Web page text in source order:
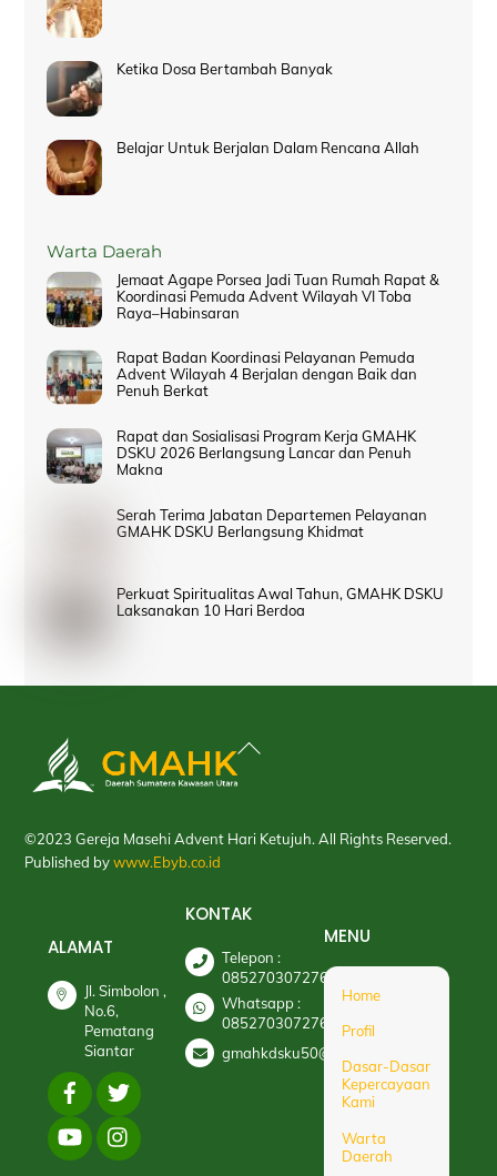
Ketika Dosa Bertambah Banyak
Belajar Untuk Berjalan Dalam Rencana Allah
Warta Daerah
Jemaat Agape Porsea Jadi Tuan Rumah Rapat &
Koordinasi Pemuda Advent Wilayah VI Toba
Raya–Habinsaran
Rapat Badan Koordinasi Pelayanan Pemuda
Advent Wilayah 4 Berjalan dengan Baik dan
Penuh Berkat
Rapat dan Sosialisasi Program Kerja GMAHK
DSKU 2026 Berlangsung Lancar dan Penuh
Makna
Serah Terima Jabatan Departemen Pelayanan
GMAHK DSKU Berlangsung Khidmat
Perkuat Spiritualitas Awal Tahun, GMAHK DSKU
Laksanakan 10 Hari Berdoa
Back
©2023 Gereja Masehi Advent Hari Ketujuh. All Rights Reserved.
Published bywww.Ebyb.co.id
ALAMAT
Jl. Simbolon ,
No.6,
Pematang
Siantar
KONTAK
Telepon :
085270307276
Whatsapp :
085270307276
gmahkdsku50@gmail.com
MENU
Home
Profil
Dasar-Dasar
Kepercayaan
Kami
Warta
Daerah